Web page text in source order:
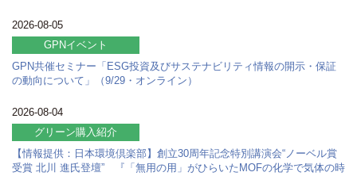
2026-08-05
GPNイベント
GPN共催セミナー「ESG投資及びサステナビリティ情報の開示・保証
の動向について」（9/29・オンライン）
2026-08-04
グリーン購入紹介
【情報提供：日本環境倶楽部】創立30周年記念特別講演会“ノーベル賞
受賞 北川 進氏登壇” 『「無用の用」がひらいたMOFの化学で気体の時